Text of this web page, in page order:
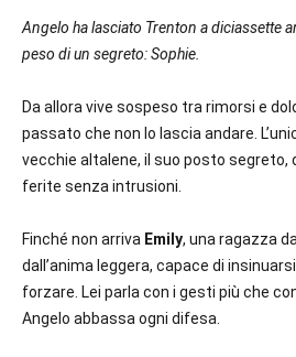
Angelo ha lasciato Trenton a diciassette
peso di un segreto: Sophie.
Da allora vive sospeso tra rimorsi e
passato che non lo lascia andare.
vecchie altalene, il suo posto segreto,
ferite senza intrusioni.
Finché non arriva Emily, una ragazza
dall’anima leggera, capace di
forzare. Lei parla con i gesti più che
Angelo abbassa ogni difesa.